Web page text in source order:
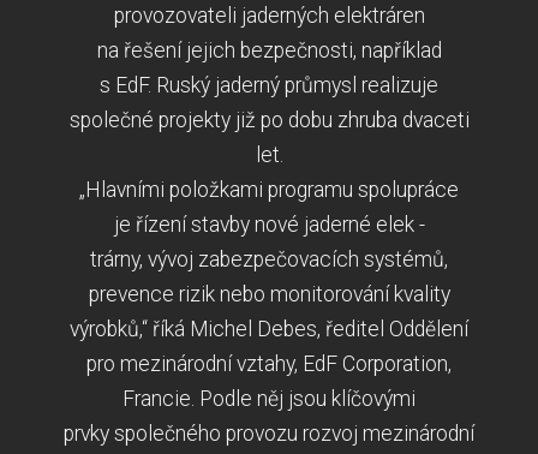
provozovateli jaderných elektráren
na řešení jejich bezpečnosti, například
s EdF. Ruský jaderný průmysl realizuje
společné projekty již po dobu zhruba dvaceti
let.
„Hlavními položkami programu spolupráce
je řízení stavby nové jaderné elek -
trárny, vývoj zabezpečovacích systémů,
prevence rizik nebo monitorování kvality
výrobků,“ říká Michel Debes, ředitel Oddělení
pro mezinárodní vztahy, EdF Corporation,
Francie. Podle něj jsou klíčovými
prvky společného provozu rozvoj mezinárodní